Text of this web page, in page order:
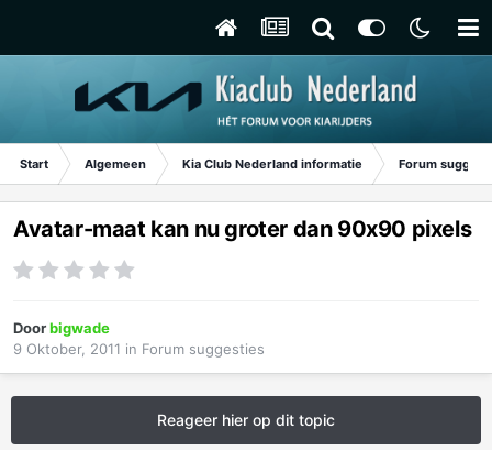
Start Algemeen Kia Club Nederland informatie Forum
Avatar-maat kan nu groter dan 90x90 pixels
Doorbigwade
9 Oktober, 2011 in Forum suggesties
Reageer hier op dit topic